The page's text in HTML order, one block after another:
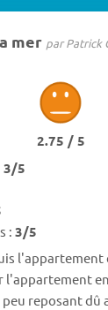
mer par Patrick
2.75 / 5
3/5
: 3/5
l'appartement
reposant dû